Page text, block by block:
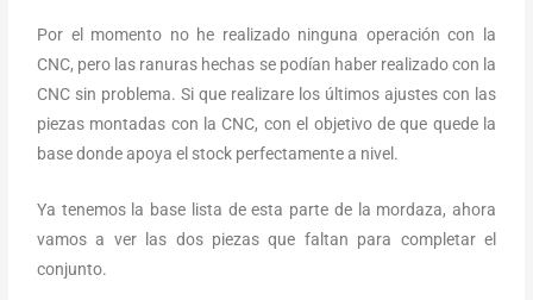
Por el momento no he realizado ninguna operación con la
CNC, pero las ranuras hechas se podían haber realizado con la
CNC sin problema. Si que realizare los últimos ajustes con las
piezas montadas con la CNC, con el objetivo de que quede la
base donde apoya el stock perfectamente a nivel.
Ya tenemos la base lista de esta parte de la mordaza, ahora
vamos a ver las dos piezas que faltan para completar el
conjunto.